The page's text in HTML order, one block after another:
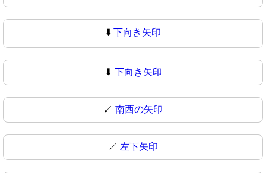
⬇️ 下向き矢印
⬇ 下向き矢印
↙️ 南西の矢印
↙ 左下矢印